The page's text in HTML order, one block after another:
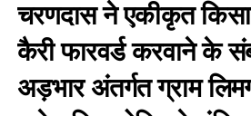
चरणदास ने एकीकृत
कैरी फारवर्ड करवाने के
अड़भार अंतर्गत ग्राम